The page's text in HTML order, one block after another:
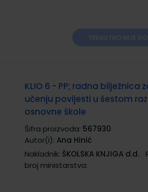
KLIO 6 - PP; radna bilježnica
učenju povijesti u šestom
osnovne škole
Šifra proizvoda: 567930
Autor(i): Ana Hinić
Nakladnik: ŠKOLSKA KNJIGA d.d.
broj ministarstva: